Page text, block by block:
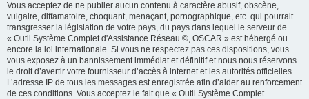
Vous acceptez de ne publier aucun contenu à caractère abusif, obscène,
vulgaire, diffamatoire, choquant, menaçant, pornographique, etc. qui pourrait
transgresser la législation de votre pays, du pays dans lequel le serveur de
« Outil Système Complet d'Assistance Réseau ©, OSCAR » est hébergé ou
encore la loi internationale. Si vous ne respectez pas ces dispositions, vous
vous exposez à un bannissement immédiat et définitif et nous nous réservons
le droit d’avertir votre fournisseur d’accès à internet et les autorités officielles.
L’adresse IP de tous les messages est enregistrée afin d’aider au renforcement
de ces conditions. Vous acceptez le fait que « Outil Système Complet